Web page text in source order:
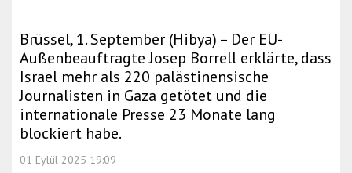
Brüssel, 1. September (Hibya) – Der EU-
Außenbeauftragte Josep Borrell erklärte, dass
Israel mehr als 220 palästinensische
Journalisten in Gaza getötet und die
internationale Presse 23 Monate lang
blockiert habe.
01 Eylül 2025 19:09